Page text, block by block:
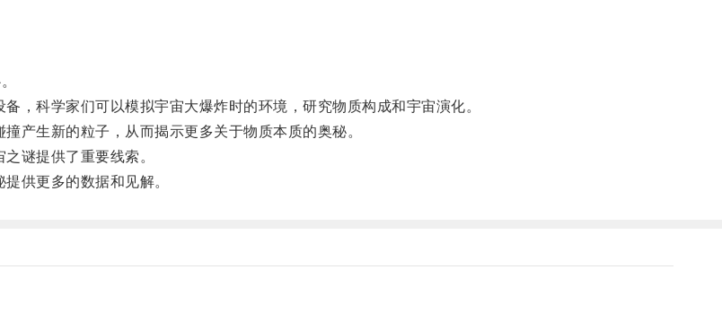
科学家们可以模拟宇宙大爆炸时的环境，研究物质构成和宇宙演化。
生新的粒子，从而揭示更多关于物质本质的奥秘。
谜提供了重要线索。
供更多的数据和见解。